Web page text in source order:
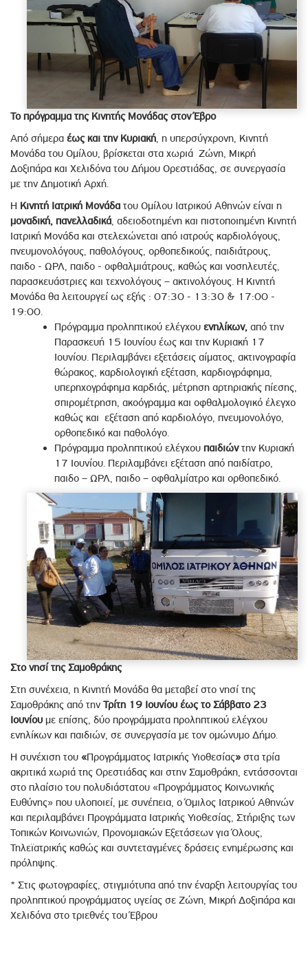
Το πρόγραμμα της Κινητής Μονάδας στον Έβρο
Από σήμερα έως και την Κυριακή, η υπερσύγχρονη, Κινητή
Μονάδα του Ομίλου, βρίσκεται στα χωριά Ζώνη, Μικρή
Δοξιπάρα και Χελιδόνα του Δήμου Ορεστιάδας, σε συνεργασία
με την Δημοτική Αρχή.
Η Κινητή Ιατρική Μονάδα του Ομίλου Ιατρικού Αθηνών είναι η
μοναδική, πανελλαδικά, αδειοδοτημένη και πιστοποιημένη Κινητή
Ιατρική Μονάδα και στελεχώνεται από ιατρούς καρδιολόγους,
πνευμονολόγους, παθολόγους, ορθοπεδικούς, παιδιάτρους,
παιδο - ΩΡΛ, παιδο - οφθαλμιάτρους, καθώς και νοσηλευτές,
παρασκευάστριες και τεχνολόγους – ακτινολόγους. Η Κινητή
Μονάδα θα λειτουργεί ως εξής : 07:30 - 13:30 & 17:00 -
19:00.
Πρόγραμμα προληπτικού ελέγχου ενηλίκων, από την
Παρασκευή 15 Ιουνίου έως και την Κυριακή 17
Ιουνίου. Περιλαμβάνει εξετάσεις αίματος, ακτινογραφία
θώρακος, καρδιολογική εξέταση, καρδιογράφημα,
υπερηχογράφημα καρδιάς, μέτρηση αρτηριακής πίεσης,
σπιρομέτρηση, ακοόγραμμα και οφθαλμολογικό έλεγχο
καθώς και εξέταση από καρδιολόγο, πνευμονολόγο,
ορθοπεδικό και παθολόγο.
Πρόγραμμα προληπτικού ελέγχου παιδιώντην Κυριακή
17 Ιουνίου. Περιλαμβάνει εξέταση από παιδίατρο,
παιδο – ΩΡΛ, παιδο – οφθαλμίατρο και ορθοπεδικό.
Στο νησί της Σαμοθράκης
Στη συνέχεια, η Κινητή Μονάδα θα μεταβεί στο νησί της
Σαμοθράκης από την Τρίτη 19 Ιουνίου έως το Σάββατο 23
Ιουνίου με επίσης, δύο προγράμματα προληπτικού ελέγχου
ενηλίκων και παιδιών, σε συνεργασία με τον ομώνυμο Δήμο.
Η συνέχιση του «Προγράμματος Ιατρικής Υιοθεσίας» στα τρία
ακριτικά χωριά της Ορεστιάδας και στην Σαμοθράκη, εντάσσονται
στο πλαίσιο του πολυδιάστατου «Προγράμματος Κοινωνικής
Ευθύνης» που υλοποιεί, με συνέπεια, ο Όμιλος Ιατρικού Αθηνών
και περιλαμβάνει Προγράμματα Ιατρικής Υιοθεσίας, Στήριξης των
Τοπικών Κοινωνιών, Προνομιακών Εξετάσεων για Όλους,
Τηλεϊατρικής καθώς και συντεταγμένες δράσεις ενημέρωσης και
πρόληψης.
* Στις φωτογραφίες, στιγμιότυπα από την έναρξη λειτουργίας του
προληπτικού προγράμματος υγείας σε Ζώνη, Μικρή Δοξιπάρα και
Χελιδόνα στο τριεθνές του Έβρου